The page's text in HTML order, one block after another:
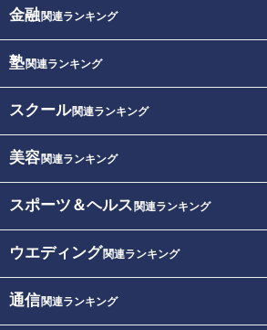
金融関連ランキング
塾関連ランキング
スクール関連ランキング
美容関連ランキング
スポーツ＆ヘルス 関連ランキング
ウエディング関連ランキング
通信関連ランキング